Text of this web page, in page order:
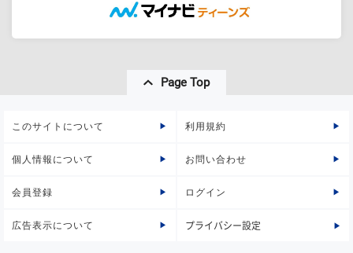
Page Top
このサイトについて 利用規約
個人情報について お問い合わせ
会員登録 ログイン
広告表示について プライバシー設定